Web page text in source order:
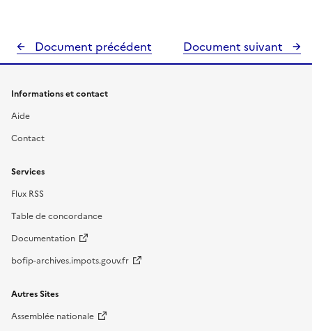
Document précédent Document suivant
Informations et contact
Aide
Contact
Services
Flux RSS
Table de concordance
Documentation
bofip-archives.impots.gouv.fr
Autres Sites
Assemblée nationale